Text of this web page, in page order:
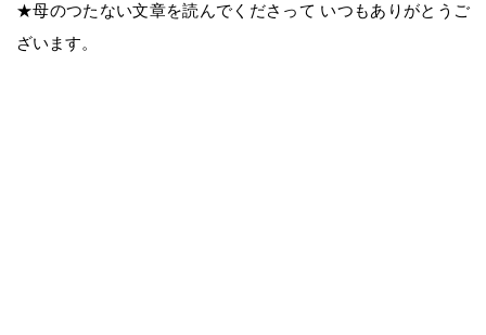
★母のつたない文章を読んでくださって いつもありがとうご
ざいます。